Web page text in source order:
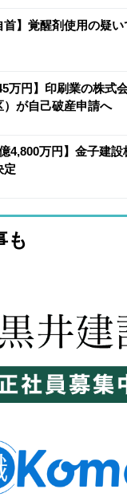
首】覚醒剤使用の疑
万円】印刷業の株式
）が自己破産申請へ
4,800万円】金子建
定
も